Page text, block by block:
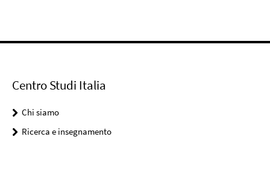
Centro Studi Italia
Chi siamo
Ricerca e insegnamento